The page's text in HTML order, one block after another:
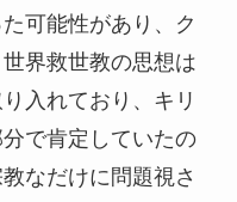
可能性があり、ク
界救世教の思想は
入れており、キリ
で肯定していたの
なだけに問題視さ